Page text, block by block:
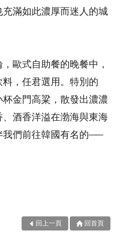
充滿如此濃厚而迷人的城
歐式自助餐的晚餐中，
，任君選用。特別的
金門高粱，散發出濃濃
酒香洋溢在渤海與東海
我們前往韓國有名的──
回上一頁 回首頁